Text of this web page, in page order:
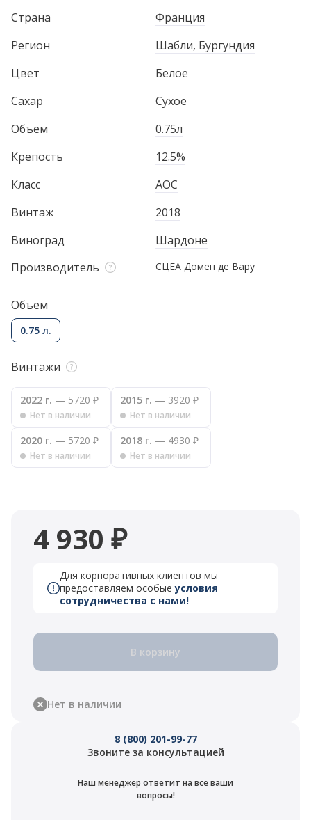
Страна
Франция
Регион
Шабли, Бургундия
Цвет
Белое
Сахар
Сухое
Объем
0.75л
Крепость
12.5%
Класс
AOC
Винтаж
2018
Виноград
Шардоне
Производитель
СЦЕА Домен де Вару
Объём
0.75 л.
Винтажи
2022 г. — 5720 ₽
Нет в наличии
2015 г. — 3920 ₽
Нет в наличии
2020 г. — 5720 ₽
Нет в наличии
2018 г. — 4930 ₽
Нет в наличии
4 930 ₽
Для корпоративных клиентов мы
предоставляем особыеусловия
сотрудничества с нами!
В корзину
Нет в наличии
8 (800) 201-99-77
Звоните за консультацией
Наш менеджер ответит на все ваши
вопросы!